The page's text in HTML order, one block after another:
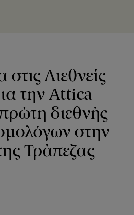
στις Διεθνείς
την Attica
διεθνής
στην
Τράπεζας